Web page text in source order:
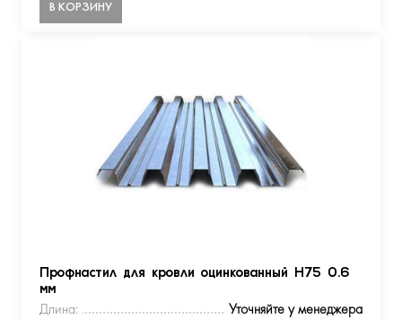
В КОРЗИНУ
Профнастил для кровли оцинкованный Н75 0.6
мм
Длина:
Уточняйте у менеджера